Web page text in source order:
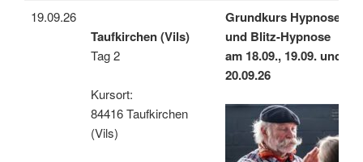
19.09.26
Taufkirchen (Vils)
Tag 2
Kursort:
84416 Taufkirchen
(Vils)
Grundkurs Hypnose
und Blitz-Hypnose
am 18.09., 19.09. und
20.09.26